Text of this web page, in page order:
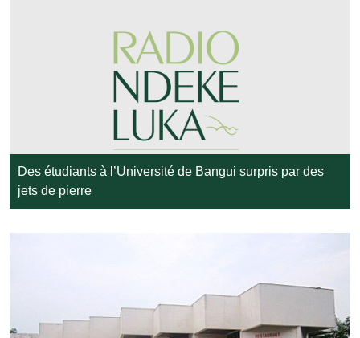
Des étudiants à l’Université de Bangui surpris par des
jets de pierre